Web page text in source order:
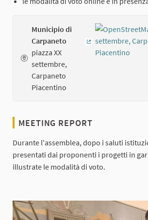
Municipio di
Carpaneto
piazza XX
settembre,
Carpaneto
Piacentino
(External link)
MEETING REPORT
Durante l'assemblea, dopo i saluti
presentati dai proponenti i progetti in
illustrate le modalità di voto.